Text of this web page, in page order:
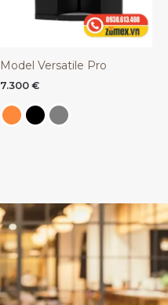
Model Versatile Pro
7.300 €